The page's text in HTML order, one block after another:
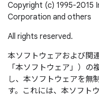
Copyright (c) 1995-2015
Corporation and others
All rights reserved.
本ソフトウェアおよび関
「本ソフトウェア」）の
し、本ソフトウェアを無
す。これには、本ソフト